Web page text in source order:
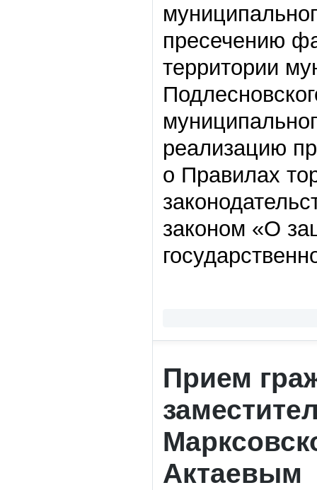
пресечению
территории
реализацию
о Правилах
законом «О
Прием
Актаевым